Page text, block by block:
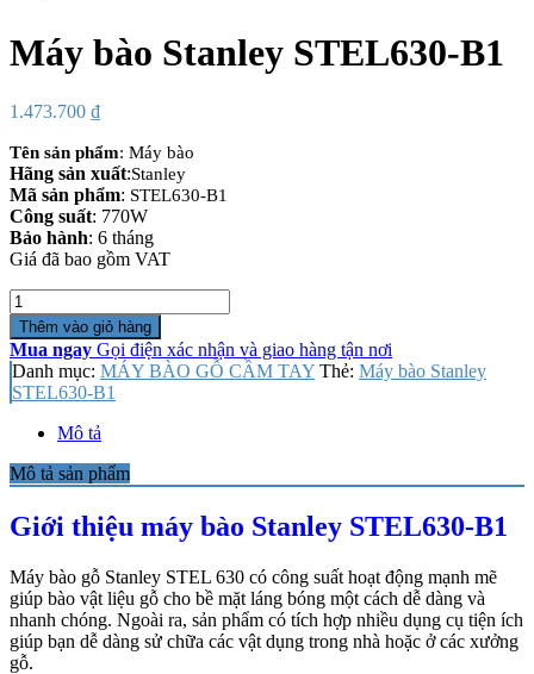
Máy bào Stanley STEL630-B1
1.473.700 ₫
Tên sản phẩm: Máy bào
Hãng sản xuất:Stanley
Mã sản phẩm: STEL630-B1
Công suất: 770W
Bảo hành: 6 tháng
Giá đã bao gồm VAT
Số
lượng
Thêm vào giỏ hàng
Mua ngay Gọi điện xác nhận và giao hàng tận nơi
Danh mục: MÁY BÀO GỖ CẦM TAY Thẻ: Máy bào Stanley
STEL630-B1
Mô tả
Mô tả sản phẩm
Giới thiệu máy bào Stanley STEL630-B1
Máy bào gỗ Stanley STEL 630 có công suất hoạt động mạnh mẽ
giúp bào vật liệu gỗ cho bề mặt láng bóng một cách dễ dàng và
nhanh chóng. Ngoài ra, sản phẩm có tích hợp nhiều dụng cụ tiện ích
giúp bạn dễ dàng sử chữa các vật dụng trong nhà hoặc ở các xưởng
gỗ.